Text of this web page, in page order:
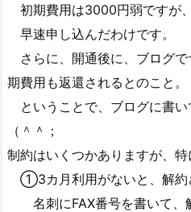
初期費用は3000円弱ですが
早速申し込んだわけです。
さらに、開通後に、ブログ
期費用も返還されるとのこと。
ということで、ブログに書
（＾＾；
制約はいくつかありますが、
①3カ月利用がないと、解約
名刺にFAX番号を書いて、